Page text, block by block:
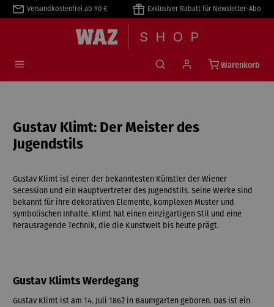
springen
Versandkostenfrei ab 90 € Exklusiver Rabatt für Newsletter-Abo
Warenkorb
Gustav Klimt: Der Meister des
Jugendstils
Gustav Klimt ist einer der bekanntesten Künstler der Wiener
Secession und ein Hauptvertreter des Jugendstils. Seine Werke sind
bekannt für ihre dekorativen Elemente, komplexen Muster und
symbolischen Inhalte. Klimt hat einen einzigartigen Stil und eine
herausragende Technik, die die Kunstwelt bis heute prägt.
Gustav Klimts Werdegang
Gustav Klimt ist am 14. Juli 1862 in Baumgarten geboren. Das ist ein